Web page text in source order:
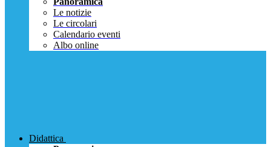
Le notizie
Le circolari
Calendario eventi
Albo online
Didattica